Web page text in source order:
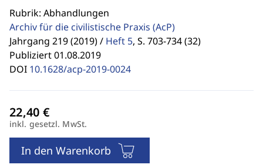
Rubrik: Abhandlungen
Archiv für die civilistische Praxis (AcP)
Jahrgang 219 (2019) / Heft 5, S. 703-734 (32)
Publiziert 01.08.2019
DOI 10.1628/acp-2019-0024
inkl. gesetzl. MwSt.
In den Warenkorb